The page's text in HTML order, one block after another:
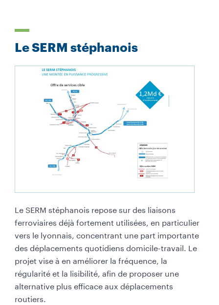
Le SERM stéphanois
Le SERM stéphanois repose sur des liaisons
ferroviaires déjà fortement utilisées, en particulier
vers le lyonnais, concentrant une part importante
des déplacements quotidiens domicile-travail. Le
projet vise à en améliorer la fréquence, la
régularité et la lisibilité, afin de proposer une
alternative plus efficace aux déplacements
routiers.